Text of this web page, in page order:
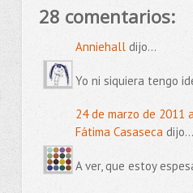
28 comentarios:
Anniehalldijo...
Yo ni siquiera tengo
24 de marzo de 2011
Fátima Casasecadijo...
A ver, que estoy